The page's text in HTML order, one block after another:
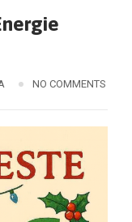
NO COMMENTS